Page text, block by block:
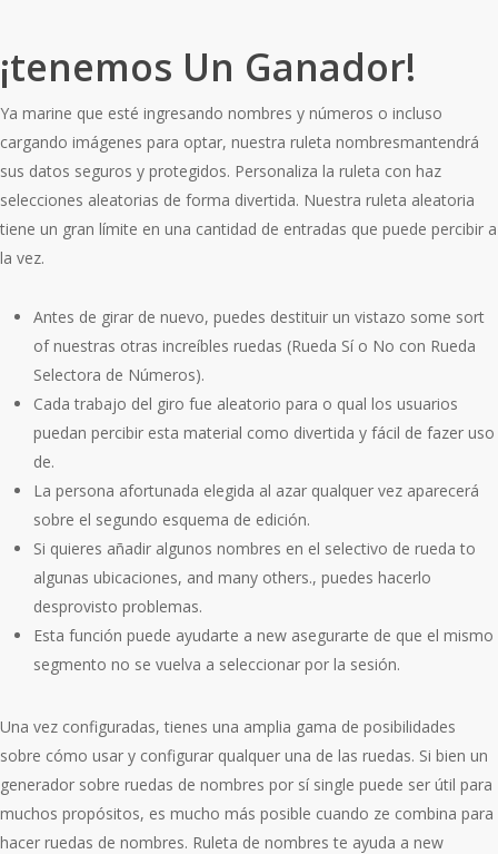
¡tenemos Un Ganador!
Ya marine que esté ingresando nombres y números o incluso
cargando imágenes para optar, nuestra ruleta nombresmantendrá
sus datos seguros y protegidos. Personaliza la ruleta con haz
selecciones aleatorias de forma divertida. Nuestra ruleta aleatoria
tiene un gran límite en una cantidad de entradas que puede percibir a
la vez.
Antes de girar de nuevo, puedes destituir un vistazo some sort
of nuestras otras increíbles ruedas (Rueda Sí o No con Rueda
Selectora de Números).
Cada trabajo del giro fue aleatorio para o qual los usuarios
puedan percibir esta material como divertida y fácil de fazer uso
de.
La persona afortunada elegida al azar qualquer vez aparecerá
sobre el segundo esquema de edición.
Si quieres añadir algunos nombres en el selectivo de rueda to
algunas ubicaciones, and many others., puedes hacerlo
desprovisto problemas.
Esta función puede ayudarte a new asegurarte de que el mismo
segmento no se vuelva a seleccionar por la sesión.
Una vez configuradas, tienes una amplia gama de posibilidades
sobre cómo usar y configurar qualquer una de las ruedas. Si bien un
generador sobre ruedas de nombres por sí single puede ser útil para
muchos propósitos, es mucho más posible cuando ze combina para
hacer ruedas de nombres. Ruleta de nombres te ayuda a new